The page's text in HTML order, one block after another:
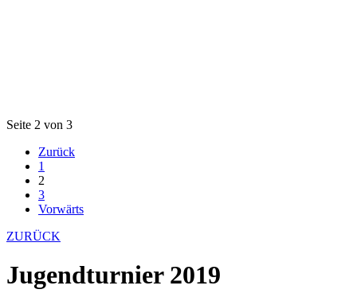
Seite 2 von 3
Zurück
1
2
3
Vorwärts
ZURÜCK
Jugendturnier 2019